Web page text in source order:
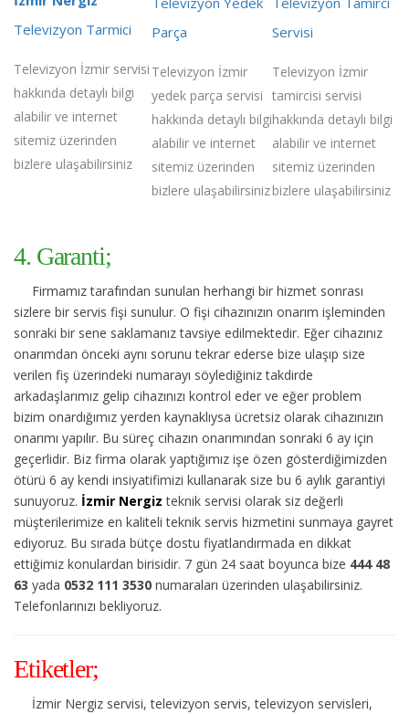
Televizyon Tarmici
Televizyon İzmir servisi
hakkında detaylı bilgi
alabilir ve internet
sitemiz üzerinden
bizlere ulaşabilirsiniz
Parça
Televizyon İzmir
yedek parça servisi
hakkında detaylı bilgi
alabilir ve internet
sitemiz üzerinden
bizlere ulaşabilirsiniz
Servisi
Televizyon İzmir
tamircisi servisi
hakkında detaylı bilgi
alabilir ve internet
sitemiz üzerinden
bizlere ulaşabilirsiniz
4. Garanti;
Firmamız tarafından sunulan herhangi bir hizmet sonrası
sizlere bir servis fişi sunulur. O fişi cihazınızın onarım işleminden
sonraki bir sene saklamanız tavsiye edilmektedir. Eğer cihazınız
onarımdan önceki aynı sorunu tekrar ederse bize ulaşıp size
verilen fiş üzerindeki numarayı söylediğiniz takdirde
arkadaşlarımız gelip cihazınızı kontrol eder ve eğer problem
bizim onardığımız yerden kaynaklıysa ücretsiz olarak cihazınızın
onarımı yapılır. Bu süreç cihazın onarımından sonraki 6 ay için
geçerlidir. Biz firma olarak yaptığımız işe özen gösterdiğimizden
ötürü 6 ay kendi insiyatifimizi kullanarak size bu 6 aylık garantiyi
sunuyoruz. İzmir Nergiz teknik servisi olarak siz değerli
müşterilerimize en kaliteli teknik servis hizmetini sunmaya gayret
ediyoruz. Bu sırada bütçe dostu fiyatlandırmada en dikkat
ettiğimiz konulardan birisidir. 7 gün 24 saat boyunca bize 444 48
63 yada 0532 111 3530 numaraları üzerinden ulaşabilirsiniz.
Telefonlarınızı bekliyoruz.
Etiketler;
İzmir Nergiz servisi, televizyon servis, televizyon servisleri,